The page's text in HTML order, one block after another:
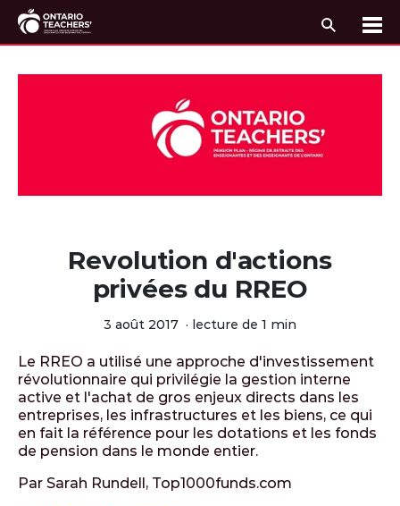
Revolution d'actions
privées du RREO
3 août 2017 · lecture de 1 min
Le RREO a utilisé une approche d'investissement
révolutionnaire qui privilégie la gestion interne
active et l'achat de gros enjeux directs dans les
entreprises, les infrastructures et les biens, ce qui
en fait la référence pour les dotations et les fonds
de pension dans le monde entier.
Par Sarah Rundell, Top1000funds.com